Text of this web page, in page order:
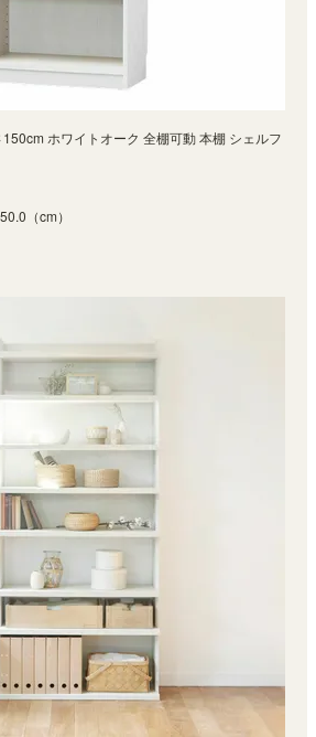
ホワイトオーク 全棚可動 本棚 シェルフ
（cm）